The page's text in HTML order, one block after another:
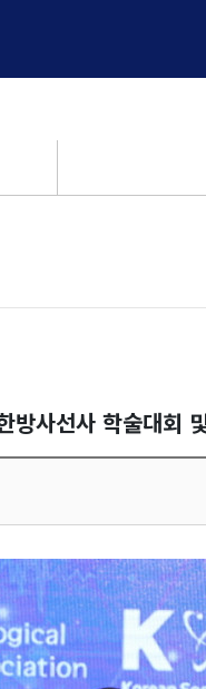
사선사 학술대회